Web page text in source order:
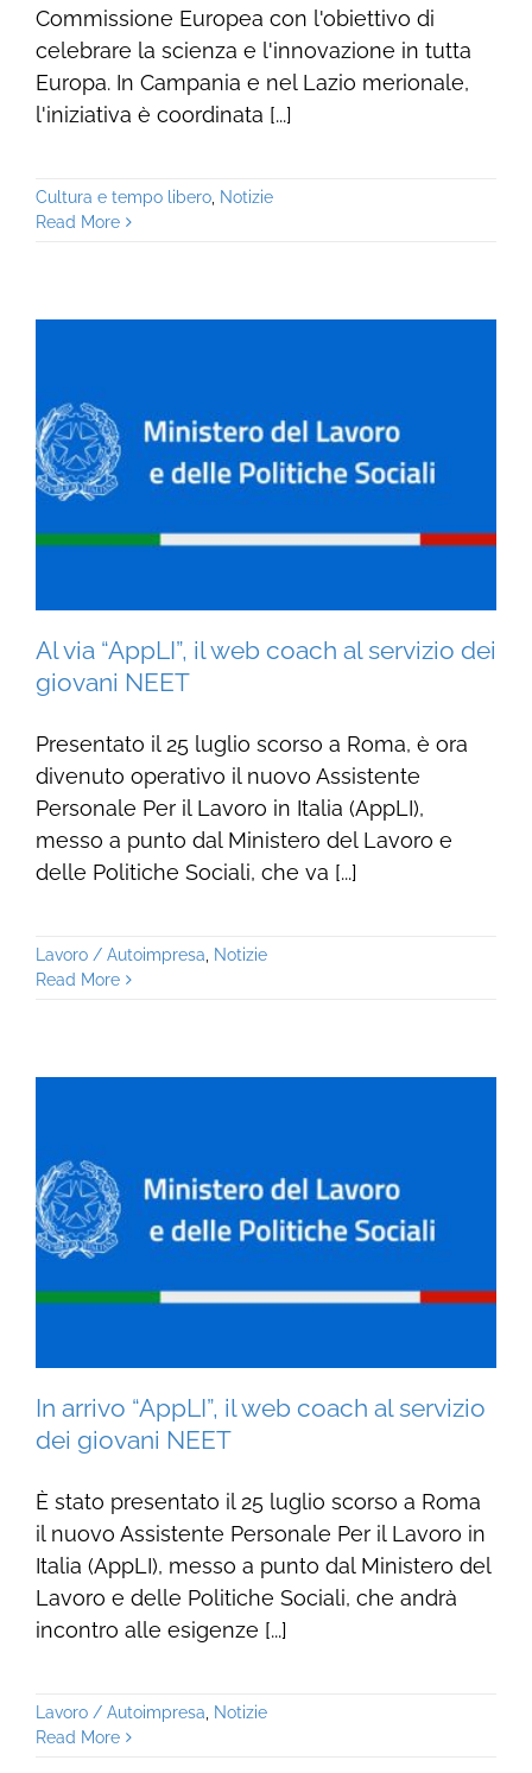
Commissione Europea con l'obiettivo di
celebrare la scienza e l'innovazione in tutta
Europa. In Campania e nel Lazio merionale,
l'iniziativa è coordinata [...]
Cultura e tempo libero, Notizie
Read More
Al via “AppLI”, il web coach al servizio dei
giovani NEET
Presentato il 25 luglio scorso a Roma, è ora
divenuto operativo il nuovo Assistente
Personale Per il Lavoro in Italia (AppLI),
messo a punto dal Ministero del Lavoro e
delle Politiche Sociali, che va [...]
Lavoro / Autoimpresa
Notizie
Read More
In arrivo “AppLI”, il web coach al servizio
dei giovani NEET
È stato presentato il 25 luglio scorso a Roma
il nuovo Assistente Personale Per il Lavoro in
Italia (AppLI), messo a punto dal Ministero del
Lavoro e delle Politiche Sociali, che andrà
incontro alle esigenze [...]
Lavoro / Autoimpresa
Notizie
Read More